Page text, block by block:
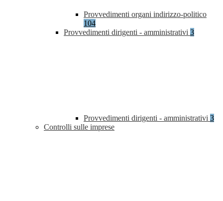
Provvedimenti organi indirizzo-politico
104
Provvedimenti dirigenti - amministrativi 3
Provvedimenti dirigenti - amministrativi 3
Controlli sulle imprese